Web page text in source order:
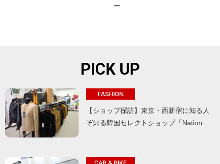
ー
PICK UP
FASHION
【ショップ探訪】東京・西新宿に知る人
ぞ知る韓国セレクトショップ「Nation…